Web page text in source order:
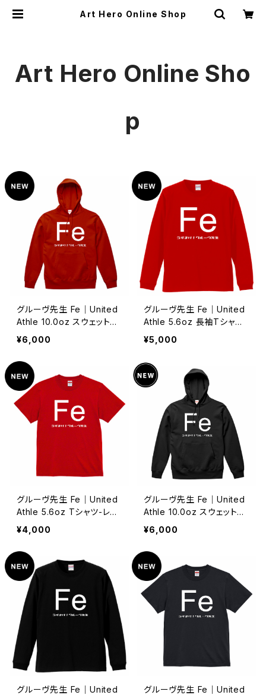
Art Hero Online Shop
Art Hero Online Sho
p
グルーヴ先生 Fe｜United
Athle 10.0oz スウェットプ
ルオーバーパーカー-レッド
S/M/L/XL/XXL|76431186
¥6,000
グルーヴ先生 Fe｜United
Athle 5.6oz 長袖Tシャツ
（1.6インチリブ）-レッド/S・
M・L・XL・XXL｜76431417
¥5,000
グルーヴ先生 Fe｜United
Athle 5.6oz Tシャツ-レッ
ドS/M/L/XL/XXL/XXXL｜
76431800
¥4,000
グルーヴ先生 Fe｜United
Athle 10.0oz スウェットプ
ルオーバーパーカー-ブラッ
ク S/M/L/XL/XXL/XXXL
｜76338187
¥6,000
グルーヴ先生 Fe｜United
グルーヴ先生 Fe｜United